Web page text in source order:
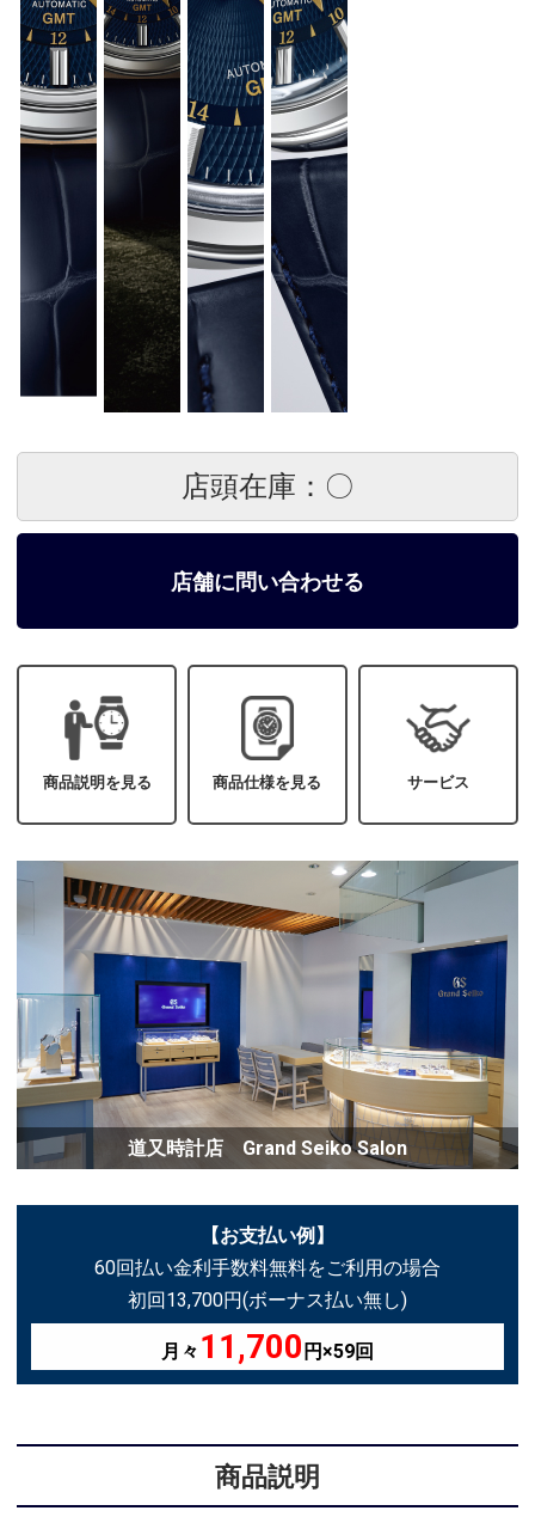
店頭在庫：〇
店舗に問い合わせる
商品説明を見る 商品仕様を見る サービス
道又時計店 Grand Seiko Salon
【お支払い例】
60回払い金利手数料無料をご利用の場合
初回13,700円(ボーナス払い無し)
月々 11,700 円×59回
商品説明